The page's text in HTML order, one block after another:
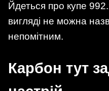
Йдеться про купе
вигляді не можна
непомітним.
Карбон тут